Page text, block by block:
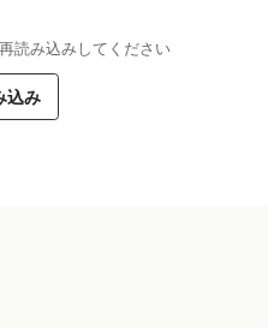
読み込みしてください
込み